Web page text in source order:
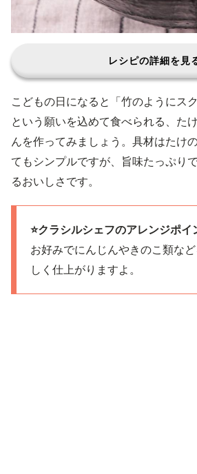
レシピの詳細を見
こどもの日になると「竹のようにス
という願いを込めて食べられる、た
んを作ってみましょう。具材はたけ
てもシンプルですが、旨味たっぷり
るおいしさです。
⭐️クラシルシェフのアレンジポイ
お好みでにんじんやきのこ類な
しく仕上がりますよ。